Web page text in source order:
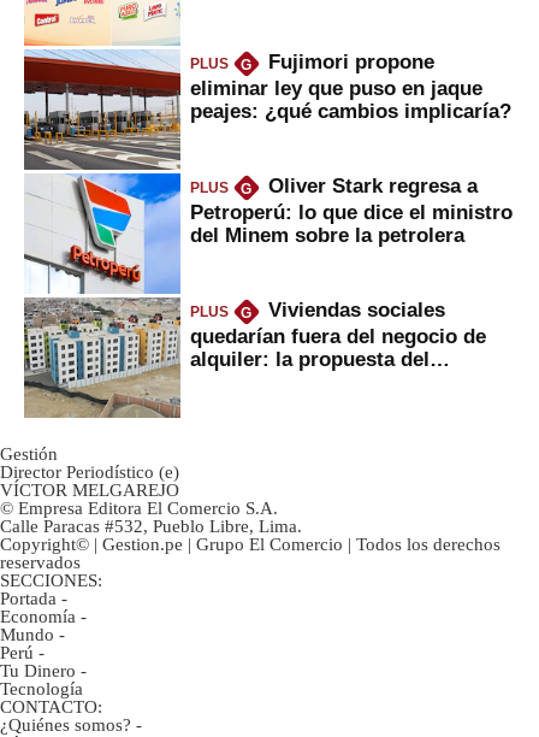
PLUS G
Fujimori propone
eliminar ley que puso en jaque
peajes: ¿qué cambios implicaría?
PLUS G
Oliver Stark regresa a
Petroperú: lo que dice el ministro
del Minem sobre la petrolera
PLUS G
Viviendas sociales
quedarían fuera del negocio de
alquiler: la propuesta del
Gestión
Director Periodístico (e)
VÍCTOR MELGAREJO
© Empresa Editora El Comercio S.A.
Calle Paracas #532, Pueblo Libre, Lima.
Copyright© | Gestion.pe | Grupo El Comercio | Todos los derechos
reservados
SECCIONES:
Portada -
Economía -
Mundo -
Perú -
Tu Dinero -
Tecnología
CONTACTO:
¿Quiénes somos? -